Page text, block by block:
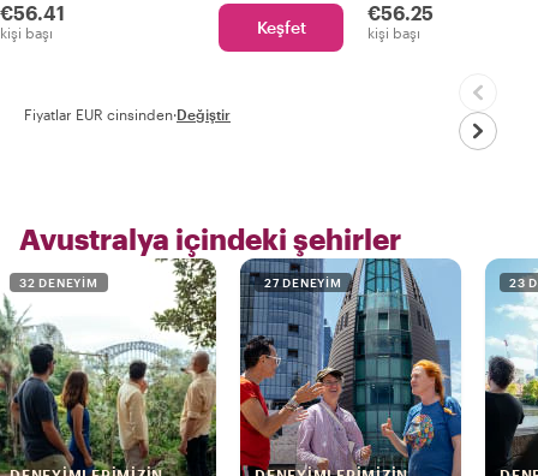
€56.41
kişi başı Keşfet
€56.25
kişi başı
Fiyatlar EUR cinsinden·Değiştir
Avustralya içindeki şehirler
32 DENEYIM 27 DENEYIM 23